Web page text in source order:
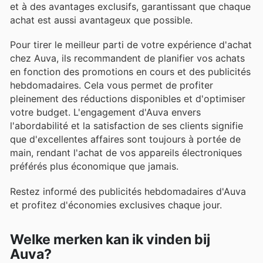
et à des avantages exclusifs, garantissant que chaque
achat est aussi avantageux que possible.
Pour tirer le meilleur parti de votre expérience d'achat
chez Auva, ils recommandent de planifier vos achats
en fonction des promotions en cours et des publicités
hebdomadaires. Cela vous permet de profiter
pleinement des réductions disponibles et d'optimiser
votre budget. L'engagement d'Auva envers
l'abordabilité et la satisfaction de ses clients signifie
que d'excellentes affaires sont toujours à portée de
main, rendant l'achat de vos appareils électroniques
préférés plus économique que jamais.
Restez informé des publicités hebdomadaires d'Auva
et profitez d'économies exclusives chaque jour.
Welke merken kan ik vinden bij
Auva?